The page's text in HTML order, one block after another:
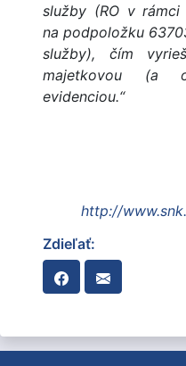
služby (RO v rámci
na podpoložku
služby), čím
majetkovou (a
evidenciou.“
http://
Zdieľať: